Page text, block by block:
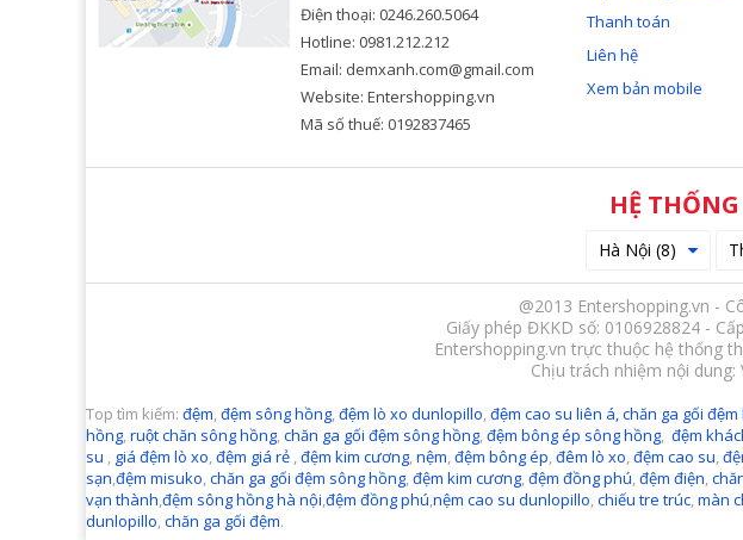
Điện thoại: 0246.260.5064
Hotline: 0981.212.212
Email: demxanh.com@gmail.com
Website: Entershopping.vn
Mã số thuế: 0192837465
Thanh toán
Liên hệ
Xem bản mobile
HỆ
Hà Nội (8)
@2013 Entershopping.vn -
Giấy phép ĐKKD số: 0106928824 -
Entershopping.vn trực thuộc hệ thống
Chịu trách nhiệm nội
Top tìm kiếm: đệm đệm sông hồng đệm lò xo dunlopillo đệm cao su liên á, chăn ga gối
hồng ruột chăn sông hồng chăn ga gối đệm sông hồng đệm bông ép sông hồng đệm
su
giá đệm lò xo đệm giá rẻ đệm kim cương nệm đệm bông ép đêm lò xo đệm cao su
sạn đệm misuko chăn ga gối đệm sông hồng đệm kim cương đệm đồng phú đệm điện
vạn thành đệm sông hồng hà nội đệm đồng phú nệm cao su dunlopillo chiếu tre trúc màn
dunlopillo chăn ga gối đệm.